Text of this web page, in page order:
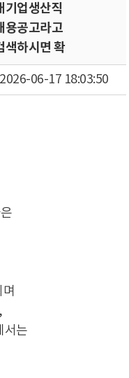
기업생산직
용공고라고
색하시면 확
2026-06-17 18:03:50
서는